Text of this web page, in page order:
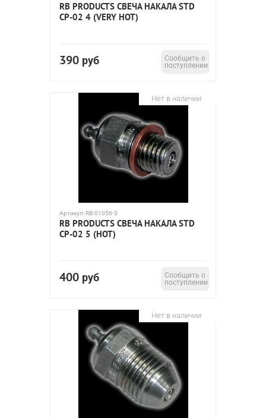
RB PRODUCTS СВЕЧА НАКАЛА STD
CP-02 4 (VERY HOT)
390 руб
Сообщить о
поступлении
Нет в наличии
Артикул: RB-01056-5
RB PRODUCTS СВЕЧА НАКАЛА STD
CP-02 5 (HOT)
400 руб
Сообщить о
поступлении
Нет в наличии